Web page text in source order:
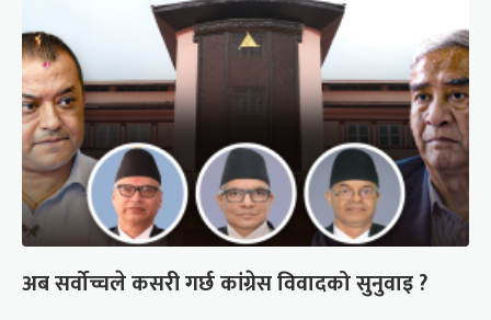
अब सर्वोच्चले कसरी गर्छ कांग्रेस विवादको सुनुवाइ ?